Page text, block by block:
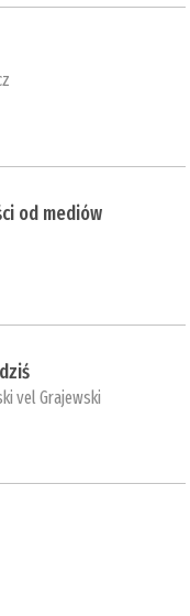
od mediów
vel Grajewski